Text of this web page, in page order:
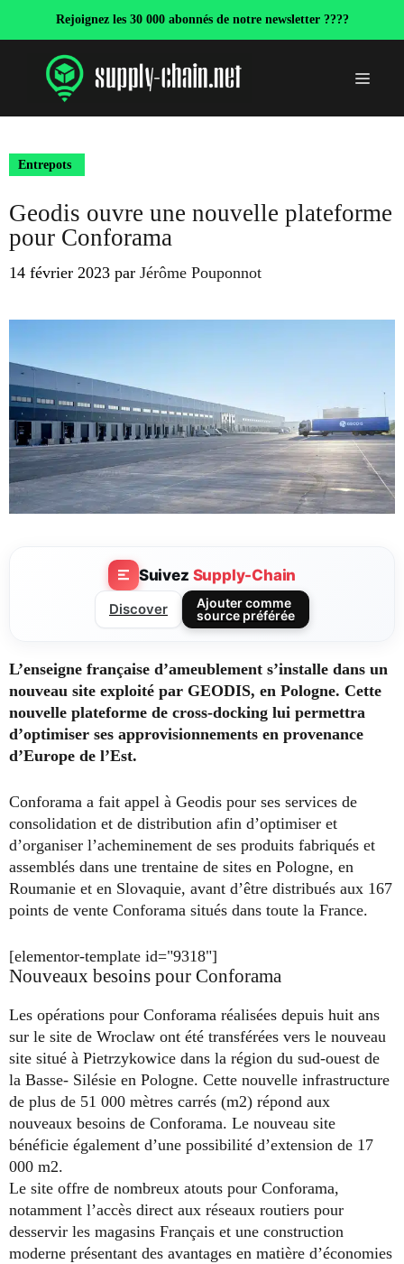
Rejoignez les 30 000 abonnés de notre newsletter ????
Menu
Entrepots
Geodis ouvre une nouvelle plateforme
pour Conforama
14 février 2023 par Jérôme Pouponnot
Suivez Supply-Chain
Discover
Ajouter comme
source préférée
L’enseigne française d’ameublement s’installe dans un
nouveau site exploité par GEODIS, en Pologne. Cette
nouvelle plateforme de cross-docking lui permettra
d’optimiser ses approvisionnements en provenance
d’Europe de l’Est.
Conforama a fait appel à Geodis pour ses services de
consolidation et de distribution afin d’optimiser et
d’organiser l’acheminement de ses produits fabriqués et
assemblés dans une trentaine de sites en Pologne, en
Roumanie et en Slovaquie, avant d’être distribués aux 167
points de vente Conforama situés dans toute la France.
[elementor-template id="9318"]
Nouveaux besoins pour Conforama
Les opérations pour Conforama réalisées depuis huit ans
sur le site de Wroclaw ont été transférées vers le nouveau
site situé à Pietrzykowice dans la région du sud-ouest de
la Basse- Silésie en Pologne. Cette nouvelle infrastructure
de plus de 51 000 mètres carrés (m2) répond aux
nouveaux besoins de Conforama. Le nouveau site
bénéficie également d’une possibilité d’extension de 17
000 m2.
Le site offre de nombreux atouts pour Conforama,
notamment l’accès direct aux réseaux routiers pour
desservir les magasins Français et une construction
moderne présentant des avantages en matière d’économies